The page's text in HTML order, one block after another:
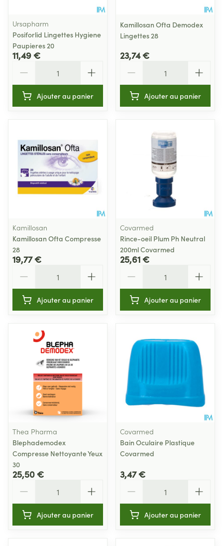
Ursapharm
Posiforlid Lingettes Hygiene
Paupieres 20
11,49 €
Ajouter au panier
Kamillosan Ofta Demodex
Lingettes 28
23,74 €
Ajouter au panier
Kamillosan
Kamillosan Ofta Compresse
28
19,77 €
Ajouter au panier
Covarmed
Rince-oeil Plum Ph Neutral
200ml Covarmed
25,61 €
Ajouter au panier
Thea Pharma
Blephademodex
Compresse Nettoyante Yeux
30
25,50 €
Ajouter au panier
Covarmed
Bain Oculaire Plastique
Covarmed
3,47 €
Ajouter au panier